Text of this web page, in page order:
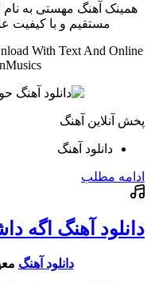
همینک آهنگ مهستی به
مستقیم و با کیفیت
With Text And Online
پخش آنلاین آهنگ
دانلود آهنگ
ادامه مطلب
دانلود آهنگ اگه
دانلود آهنگ